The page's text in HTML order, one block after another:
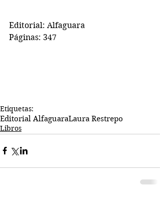
Editorial: Alfaguara
Páginas: 347
Etiquetas:
Editorial AlfaguaraLaura Restrepo
Libros